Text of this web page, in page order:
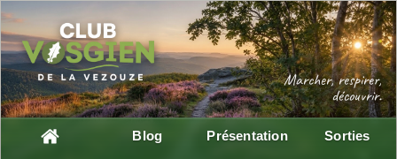
Blog Présentation Sorties